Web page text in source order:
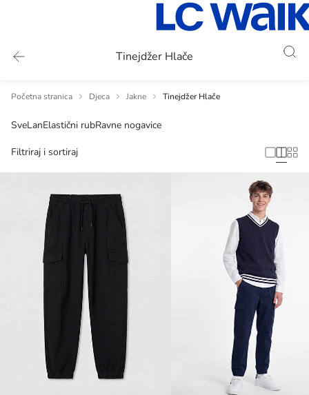
Tinejdžer Hlače
Početna stranica Djeca Jakne Tinejdžer Hlače
SveLanElastični rubRavne nogavice
Filtriraj i sortiraj